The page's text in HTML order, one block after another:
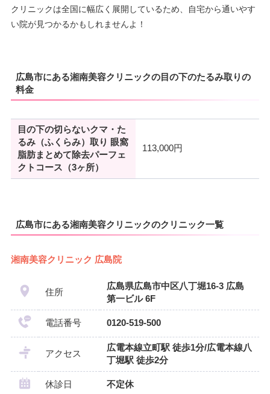
クリニックは全国に幅広く展開しているため、自宅から通いやす
い院が見つかるかもしれませんよ！
広島市にある湘南美容クリニックの目の下のたるみ取りの
料金
目の下の切らないクマ・た
るみ（ふくらみ）取り 眼窩
脂肪まとめて除去パーフェ
クトコース（3ヶ所）
113,000円
広島市にある湘南美容クリニックのクリニック一覧
湘南美容クリニック 広島院
住所
広島県広島市中区八丁堀16-3 広島
第一ビル 6F
電話番号 0120-519-500
アクセス
広電本線立町駅 徒歩1分/広電本線八
丁堀駅 徒歩2分
休診日 不定休